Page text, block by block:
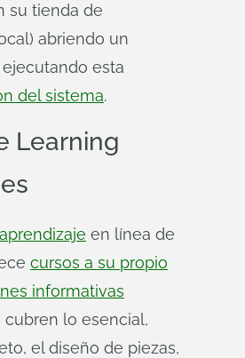
su tienda de
abriendo un
esta
del sistema.
Learning
en línea de
cursos a su propio
informativas
cubren lo esencial,
el diseño de piezas,